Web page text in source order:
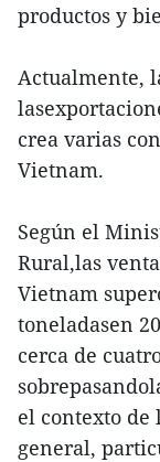
productos y
Actualmente,
crea varias
Vietnam.
Según el
Rural,las
Vietnam
toneladasen
cerca de
el contexto de
general,